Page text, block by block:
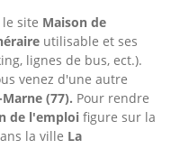
site Maison de
utilisable et ses
lignes de bus, ect.).
venez d'une autre
(77). Pour rendre
de l'emploi figure sur la
la ville La